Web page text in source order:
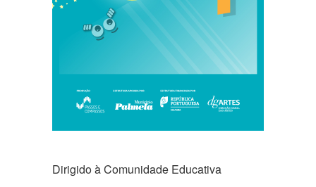
Dirigido à Comunidade Educativa